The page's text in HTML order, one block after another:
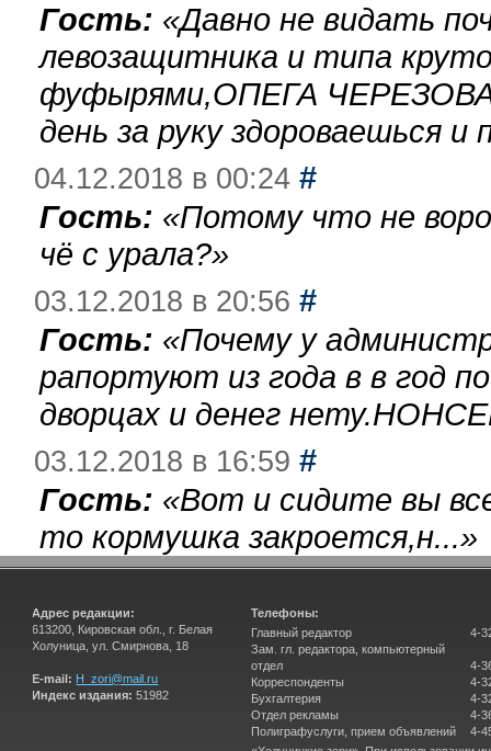
Гость: «Давно не видать
левозащитника и типа
фуфырями,ОПЕГА
день за руку здороваешься
04.12.2018 в 00:24 #
Гость: «Потому что не
чё с урала?»
03.12.2018 в 20:56 #
Гость: «Почему у
рапортуют из года в в год
дворцах и денег
03.12.2018 в 16:59 #
Гость: «Вот и сидите вы
то кормушка закроется,н...»
Адрес редакции:
613200, Кировская обл., г. Белая
Холуница, ул. Смирнова, 18
E-mail: H_zori@mail.ru
Индекс издания: 51982
Телефоны:
Главный редактор
Зам. гл. редактора, компьютерный
отдел
Корреспонденты
Бухгалтерия
Отдел рекламы
Полиграфуслуги, прием объявлений
4-
4-
4-
4-
4-
4-